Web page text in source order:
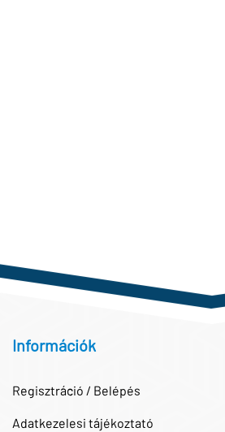
Információk
Regisztráció / Belépés
Adatkezelesi tájékoztató